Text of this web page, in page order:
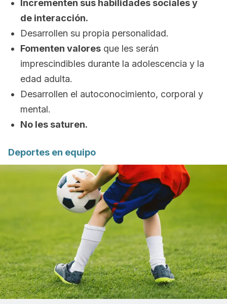
Incrementen sus habilidades sociales y
de interacción.
Desarrollen su propia personalidad.
Fomenten valores que les serán
imprescindibles durante la adolescencia y la
edad adulta.
Desarrollen el autoconocimiento, corporal y
mental.
No les saturen.
Deportes en equipo